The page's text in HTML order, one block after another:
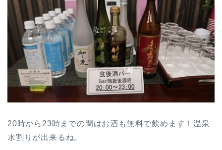
20時から23時までの間はお酒も無料で飲めます！温泉
水割りが出来るね。